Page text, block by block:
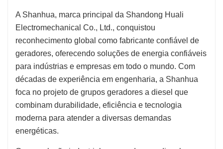
A Shanhua, marca principal da Shandong Huali
Electromechanical Co., Ltd., conquistou
reconhecimento global como fabricante confiável de
geradores, oferecendo soluções de energia confiáveis
para indústrias e empresas em todo o mundo. Com
décadas de experiência em engenharia, a Shanhua
foca no projeto de grupos geradores a diesel que
combinam durabilidade, eficiência e tecnologia
moderna para atender a diversas demandas
energéticas.